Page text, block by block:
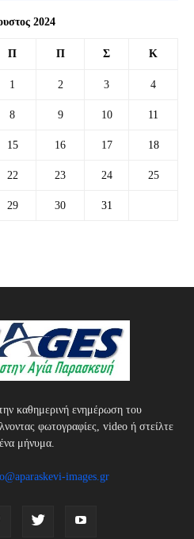
2024
Π Π Σ Κ
1 2 3 4
8 9 10 11
15 16 17 18
22 23 24 25
29 30
31
καθημερινή ενημέρωση του
φωτογραφίες, video ή στείλτε
μήνυμα.
images.gr